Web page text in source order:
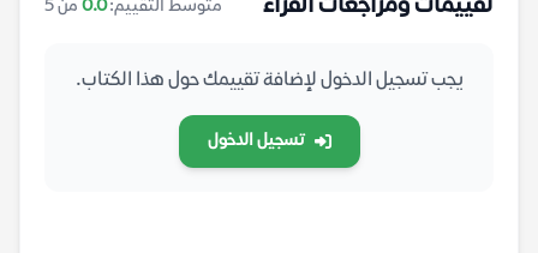
تقييمات ومراجعات القرّاء متوسط التقييم:0.0 من 5
يجب تسجيل الدخول لإضافة تقييمك حول هذا الكتاب.
تسجيل الدخول